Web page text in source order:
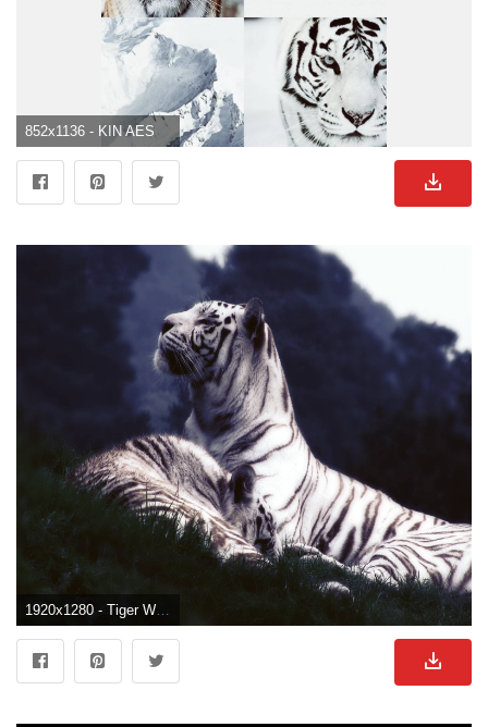
852x1136 - KIN AESTHETICS. Siberian tiger, Aesthetic collage, Animals. Weißer Tiger Hintergrundbild für Handy.
1920x1280 - Tiger Wallpaper KOSTENLOS. Weißer Tiger Hintergrund .